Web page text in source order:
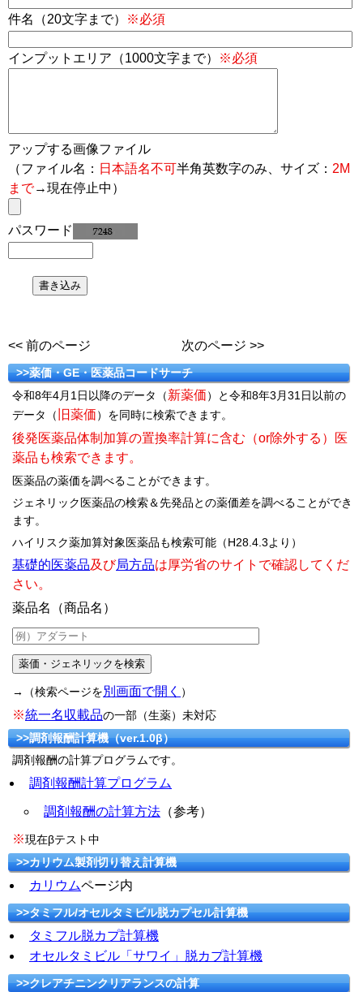
件名（20文字まで） ※必須
インプットエリア（1000文字まで） ※必須
アップする画像ファイル
（ファイル名： 日本語名不可半角英数字のみ、サイズ： 2M
まで→現在停止中）
パスワード
<< 前のページ 次のページ >>
>>薬価・GE・医薬品コードサーチ
令和8年4月1日以降のデータ（新薬価）と令和8年3月31日以前の
データ（ 旧薬価）を同時に検索できます。
後発医薬品体制加算の置換率計算に含む（or除外する）医
薬品も検索できます。
医薬品の薬価を調べることができます。
ジェネリック医薬品の検索＆先発品との薬価差を調べることができ
ます。
ハイリスク薬加算対象医薬品も検索可能（H28.4.3より）
基礎的医薬品及び局方品は厚労省のサイトで確認してくだ
さい。
薬品名（商品名）
→（検索ページを別画面で開く ）
※統一名収載品の一部（生薬）未対応
>>調剤報酬計算機（ver.1.0β）
調剤報酬の計算プログラムです。
調剤報酬計算プログラム
調剤報酬の計算方法 （参考）
※現在βテスト中
>>カリウム製剤切り替え計算機
カリウムページ内
>>タミフル/オセルタミビル脱カプセル計算機
タミフル脱カプ計算機
オセルタミビル「サワイ」脱カプ計算機
>>クレアチニンクリアランスの計算